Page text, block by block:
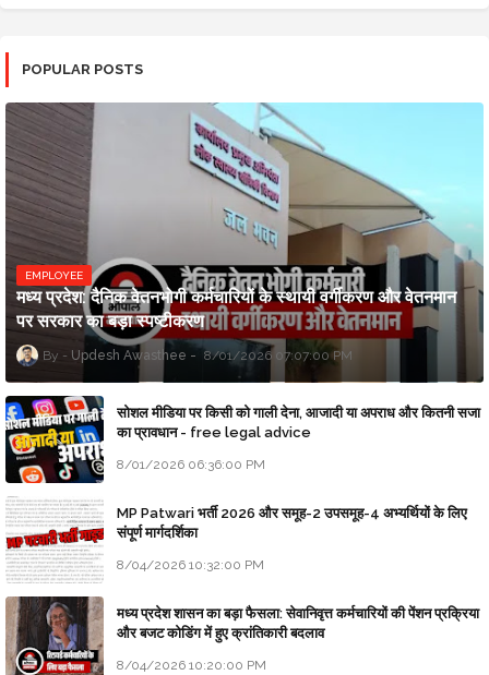
POPULAR POSTS
EMPLOYEE
मध्य प्रदेश: दैनिक वेतनभोगी कर्मचारियों के स्थायी वर्गीकरण और वेतनमान
पर सरकार का बड़ा स्पष्टीकरण
Updesh Awasthee 8/01/2026 07:07:00 PM
सोशल मीडिया पर किसी को गाली देना, आजादी या अपराध और कितनी सजा
का प्रावधान - free legal advice
8/01/2026 06:36:00 PM
MP Patwari भर्ती 2026 और समूह-2 उपसमूह-4 अभ्यर्थियों के लिए
संपूर्ण मार्गदर्शिका
8/04/2026 10:32:00 PM
मध्य प्रदेश शासन का बड़ा फैसला: सेवानिवृत्त कर्मचारियों की पेंशन प्रक्रिया
और बजट कोडिंग में हुए क्रांतिकारी बदलाव
8/04/2026 10:20:00 PM